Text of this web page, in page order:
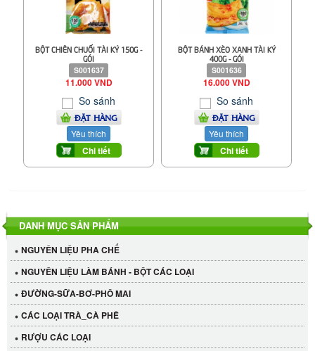
BỘT CHIÊN CHUỐI TÀI KÝ 150G -
GÓI
S001637
11.000 VND
So sánh
ĐẶT HÀNG
Yêu thích
Chi tiết
BỘT BÁNH XÈO XANH TÀI KÝ
400G - GÓI
S001636
16.000 VND
So sánh
ĐẶT HÀNG
Yêu thích
Chi tiết
DANH MỤC SẢN PHẨM
NGUYÊN LIỆU PHA CHẾ
NGUYÊN LIỆU LÀM BÁNH - BỘT CÁC LOẠI
ĐƯỜNG-SỮA-BƠ-PHÔ MAI
CÁC LOẠI TRÀ_CÀ PHÊ
RƯỢU CÁC LOẠI